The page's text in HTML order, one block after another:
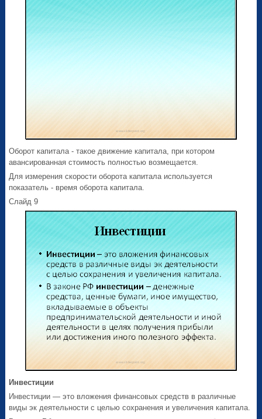
Оборот капитала - такое движение капитала, при котором
авансированная стоимость полностью возмещается.
Для измерения скорости оборота капитала используется
показатель - время оборота капитала.
Слайд 9
Инвестиции
Инвестиции — это вложения финансовых средств в различные
виды эк деятельности с целью сохранения и увеличения капитала.